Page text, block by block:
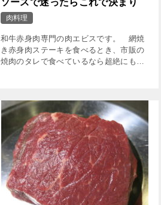
肉料理
和牛赤身肉専門の肉エビスです。 網焼
き赤身肉ステーキを食べるとき、市販の
焼肉のタレで食べているなら超絶にもっ